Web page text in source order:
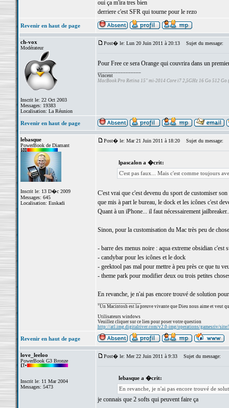
oui ça m'ira tres bien
derriere c'est SFR qui tourne pour le rezo
Revenir en haut de page
ch-vox
Modérateur
Inscrit le: 22 Oct 2003
Messages: 19383
Localisation: La Réunion
Post� le: Lun 20 Juin 2011 à 20:13 Sujet du message:
Pour Free ce sera Orange qui couvrira dans un
Vincent
MacBook Pro Retina 15" mi-2014 Core i7 2,5GHz 16 Go 512 Go
Revenir en haut de page
lebasque
PowerBook de Diamant
Inscrit le: 13 D�c 2009
Messages: 645
Localisation: Euskadi
Post� le: Mar 21 Juin 2011 à 18:20 Sujet du message:
lpascalon a �crit:
C'est pas faux... Mais c'est comme toujours
C'est vrai que c'est devenu du sport de customiser
que mis à part le bureau, le dock et les icônes c'est
Quant à un iPhone... il faut nécessairement
Sinon, pour la customisation du Mac très peu de
- barre des menus noire : aqua extreme obsidian c'est
- candybar pour les icônes et le dock
- geektool pas mal pour mettre à peu près ce que tu
- theme park pour modifier deux ou trois petites
En revanche, je n'ai pas encore trouvé de solution
"Un Macintosh est la preuve vivante que Dieu nous aime et veut
Utilisateurs windows
Veuillez cliquer sur ce lien pour poser votre question
http://atl.img.digitalriver.com/v2.0-img/operations/gamesriv/
Revenir en haut de page
love_leeloo
PowerBook G3 Bronze
Inscrit le: 11 Mar 2004
Messages: 5473
Post� le: Mer 22 Juin 2011 à 9:33 Sujet du message:
lebasque a �crit:
En revanche, je n'ai pas encore trouvé de
je connais que 2 softs qui peuvent faire ça